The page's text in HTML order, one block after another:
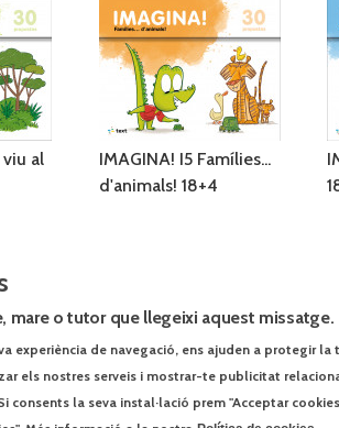
al
IMAGINA! I5 Famílies...
d'animals! 18+4
mare o tutor que llegeixi aquest missatge.
experiència de navegació, ens ajuden a protegir
els nostres serveis i mostrar-te publicitat
consents la seva instal·lació prem "Acceptar